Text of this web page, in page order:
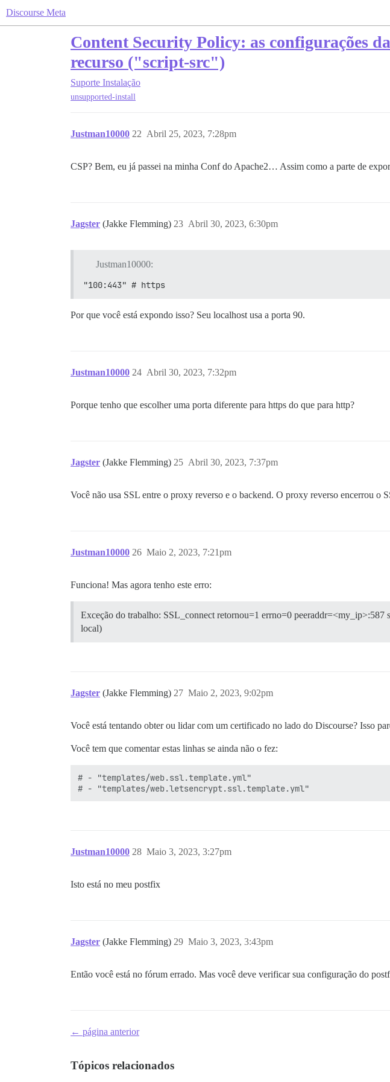
Discourse Meta
Content Security Policy: as configurações
recurso ("script-src")
Suporte Instalação
unsupported-install
Justman10000 Abril 25, 2023, 7:28pm
22
CSP? Bem, eu já passei na minha Conf do Apache2… Assim como a parte de
Jagster (Jakke Flemming) Abril 30, 2023, 6:30pm
23
Justman10000:
"100:443" # https
Por que você está expondo isso? Seu localhost usa a porta 90.
Justman10000 Abril 30, 2023, 7:32pm
24
Porque tenho que escolher uma porta diferente para https do que para http?
Jagster (Jakke Flemming) Abril 30, 2023, 7:37pm
25
Você não usa SSL entre o proxy reverso e o backend. O proxy reverso encerrou o
Justman10000 Maio 2, 2023, 7:21pm
26
Funciona! Mas agora tenho este erro:
Exceção do trabalho: SSL_connect retornou=1 errno=0
local)
Jagster (Jakke Flemming) Maio 2, 2023, 9:02pm
27
Você está tentando obter ou lidar com um certificado no lado do Discourse? Isso
Você tem que comentar estas linhas se ainda não o fez:
# - "templates/web.ssl.template.yml"
Justman10000 Maio 3, 2023, 3:27pm
28
Isto está no meu postfix
Jagster (Jakke Flemming) Maio 3, 2023, 3:43pm
29
Então você está no fórum errado. Mas você deve verificar sua configuração do
← página anterior
Tópicos relacionados